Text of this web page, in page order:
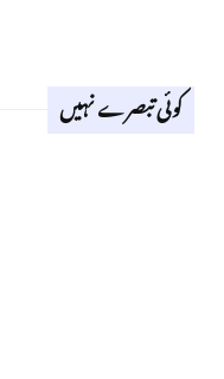
کوئی تبصرے نہیں